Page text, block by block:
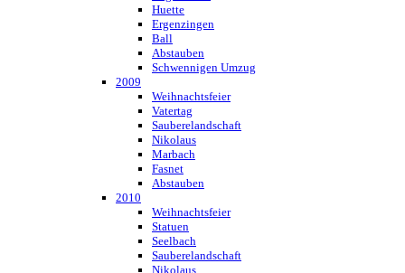
Huette
Ergenzingen
Ball
Abstauben
Schwennigen Umzug
2009
Weihnachtsfeier
Vatertag
Sauberelandschaft
Nikolaus
Marbach
Fasnet
Abstauben
2010
Weihnachtsfeier
Statuen
Seelbach
Sauberelandschaft
Nikolaus